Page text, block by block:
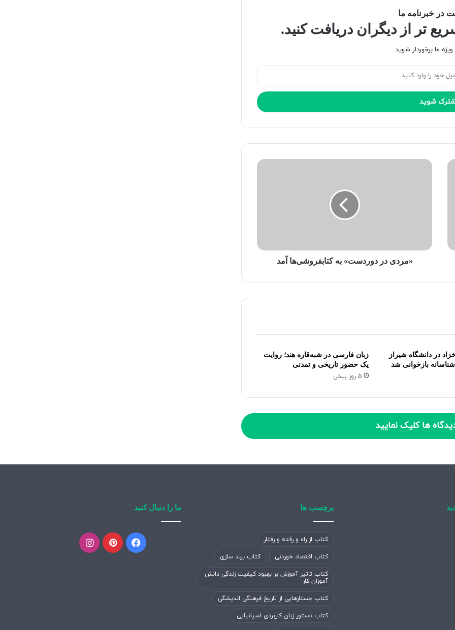
در خبرنامه ما
تر از دیگران دریافت کنید.
ما برخوردار شوید.
«مردی در دوردست» به کتابفروشی‌ها آمد
در دانشگاه شیراز
بازخوانی شد
زبان فارسی در شبه‌قاره هند؛ روایت
یک حضور تاریخی و تمدنی
5 روز پیش
ها کلیک نمایید
برچسب ها
کتاب از راه و رفته و رفتار
کتاب اقتصاد خوردنی کتاب برند سازی
کتاب تاثیر آموزش بر بهبود کیفیت زندگی دانش
آموزان کار
کتاب جستارهایی از تاریخ فرهنگی اندیشگی
کتاب دستور زبان کاربردی اسپانیایی
ما را دنبال کنید
فیسبوکپینتریستاینستاگرام